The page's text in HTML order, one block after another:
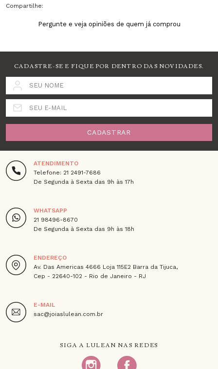
Compartilhe:
Pergunte e veja opiniões de quem já comprou
CADASTRE-SE E FIQUE POR DENTRO DAS NOVIDADES.
SEU NOME
SEU E-MAIL
CADASTRAR
ATENDIMENTO
Telefone: 21 2491-7686
De Segunda à Sexta das 9h às 17h
WHATSAPP
21 98496-8670
De Segunda à Sexta das 9h às 18h
ENDEREÇO
Av. Das Americas 4666 Loja 115E2 Barra da Tijuca,
Cep - 22640-102 - Rio de Janeiro - RJ
E-MAIL
sac@joiaslulean.com.br
SIGA A LULEAN NAS REDES